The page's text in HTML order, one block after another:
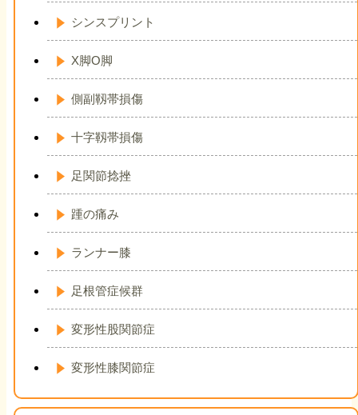
シンスプリント
X脚O脚
側副靱帯損傷
十字靱帯損傷
足関節捻挫
踵の痛み
ランナー膝
足根管症候群
変形性股関節症
変形性膝関節症